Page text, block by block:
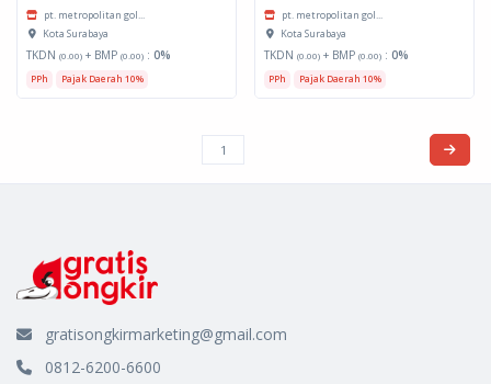
pt. metropolitan gol...
Kota Surabaya
TKDN (0.00) + BMP (0.00) : 0%
PPh Pajak Daerah 10%
pt. metropolitan gol...
Kota Surabaya
TKDN (0.00) + BMP (0.00) : 0%
PPh Pajak Daerah 10%
gratisongkirmarketing@gmail.com
0812-6200-6600